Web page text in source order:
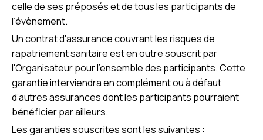
celle de ses préposés et de tous les participants de
l’évènement.
Un contrat d'assurance couvrant les risques de
rapatriement sanitaire est en outre souscrit par
l'Organisateur pour l'ensemble des participants. Cette
garantie interviendra en complément ou à défaut
d’autres assurances dont les participants pourraient
bénéficier par ailleurs.
Les garanties souscrites sont les suivantes :